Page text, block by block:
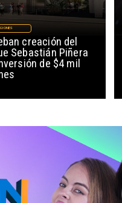
creación del
Sebastián Piñera
de $4 mil